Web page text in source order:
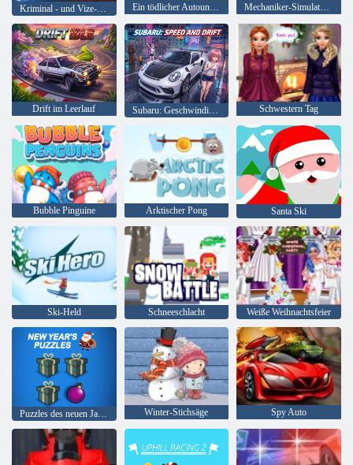
Ein tödlicher Autounfall Mechaniker-Simulator: Autoreparatur
Drift im Leerlauf Subaru: Geschwindigkeit und Drift Schwestern Tag
Bubble Pinguine Arktischer Pong Santa Ski
Ski-Held Schneeschlacht Weiße Weihnachtsfeier
Winter-Stichsäge Spy Auto